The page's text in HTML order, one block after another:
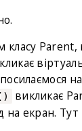
класу
на
викликає
на екран. Тут